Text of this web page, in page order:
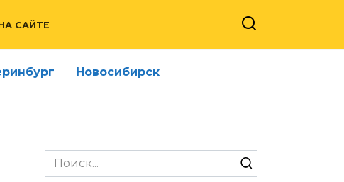
САЙТЕ
Новосибирск
Search
for: